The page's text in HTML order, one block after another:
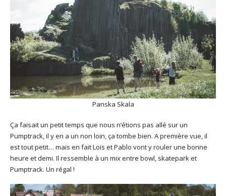
Panska Skala
Ça faisait un petit temps que nous n’étions pas allé sur un
Pumptrack, il y en a un non loin, ça tombe bien. A première vue, il
est tout petit… mais en fait Loïs et Pablo vont y rouler une bonne
heure et demi. Il ressemble à un mix entre bowl, skatepark et
Pumptrack. Un régal !